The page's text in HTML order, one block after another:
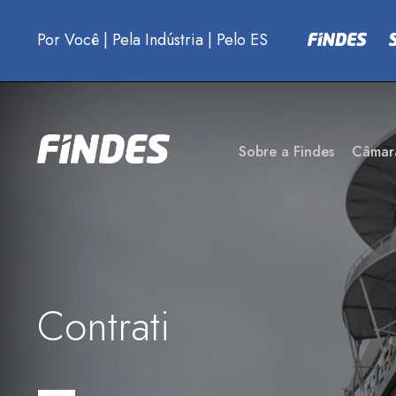
Por Você | Pela Indústria | Pelo ES
Sobre a Findes
Contrati